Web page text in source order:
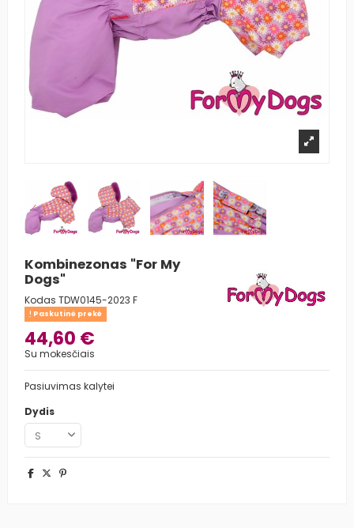
Kombinezonas "For My
Dogs"
Kodas TDW0145-2023 F
Paskutinė prekė
44,60 €
Su mokesčiais
Pasiuvimas kalytei
Dydis